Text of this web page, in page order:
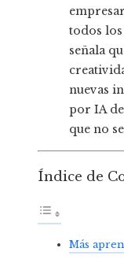
todos
señala
nuevas
por IA
que no
Índice de
Más